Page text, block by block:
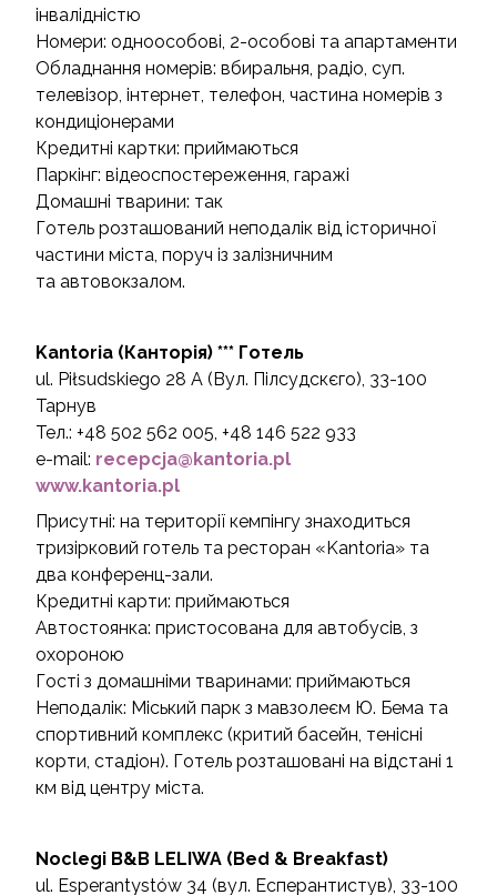
інвалідністю
Номери: одноособові, 2-особові та апартаменти
Обладнання номерів: вбиральня, радіо, суп.
телевізор, інтернет, телефон, частина номерів з
кондиціонерами
Кредитні картки: приймаються
Паркінг: відеоспостереження, гаражі
Домашні тварини: так
Готель розташований неподалік від історичної
частини міста, поруч із залізничним
та автовокзалом.
Kantoria (Канторія) *** Готель
ul. Piłsudskiego 28 А (Вул. Пілсудскєго), 33-100
Тарнув
Тел.: +48 502 562 005, +48 146 522 933
e-mail: recepcja@kantoria.pl
www.kantoria.pl
Присутні: на території кемпінгу знаходиться
тризірковий готель та ресторан «Kantoria» та
два конференц-зали.
Кредитні карти: приймаються
Автостоянка: пристосована для автобусів, з
охороною
Гості з домашніми тваринами: приймаються
Неподалік: Міський парк з мавзолеєм Ю. Бема та
спортивний комплекс (критий басейн, тенісні
корти, стадіон). Готель розташовані на відстані 1
км від центру міста.
Noclegi B&B LELIWA (Bed & Breakfast)
ul. Esperantystów 34 (вул. Есперантистув), 33-100